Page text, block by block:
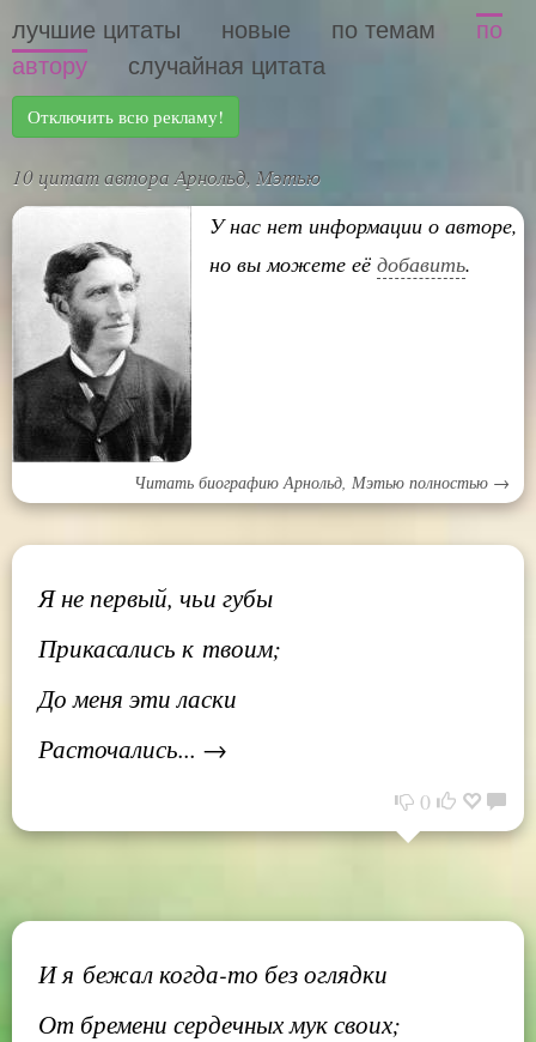
лучшие цитаты новые по темам
по
автору
случайная цитата
Отключить всю рекламу!
10 цитат автора Арнольд, Мэтью
У нас нет информации о авторе,
но вы можете её добавить.
Читать биографию Арнольд, Мэтью полностью →
Я не первый, чьи губы
Прикасались к твоим;
До меня эти ласки
Расточались... →
0
И я бежал когда-то без оглядки
От бремени сердечных мук своих;